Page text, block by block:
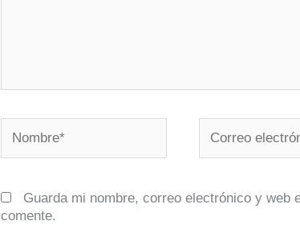
electrónico*
Guarda mi nombre, correo electrónico y web
comente.